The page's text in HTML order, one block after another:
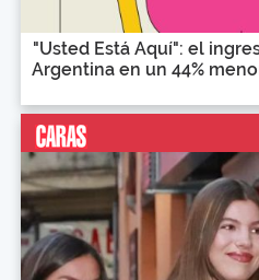
"Usted Está Aquí": el
Argentina en un 44%